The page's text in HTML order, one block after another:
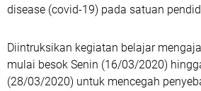
disease (covid-19) pada satuan
Diintruksikan kegiatan belajar
mulai besok Senin (16/03/2020)
(28/03/2020) untuk mencegah